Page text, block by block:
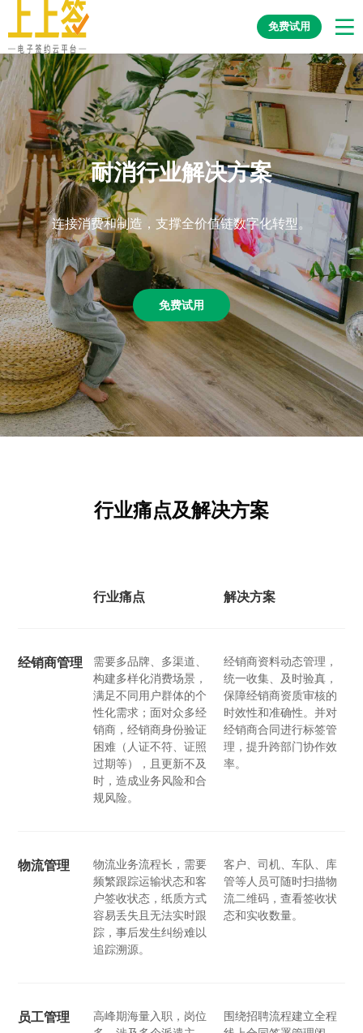
免费试用
耐消行业解决方案
连接消费和制造，支撑全价值链数字化转型。
免费试用
行业痛点及解决方案
行业痛点 解决方案
经销商管理
需要多品牌、多渠道、
构建多样化消费场景，
满足不同用户群体的个
性化需求；面对众多经
销商，经销商身份验证
困难（人证不符、证照
过期等），且更新不及
时，造成业务风险和合
规风险。
经销商资料动态管理，
统一收集、及时验真，
保障经销商资质审核的
时效性和准确性。并对
经销商合同进行标签管
理，提升跨部门协作效
率。
物流管理
物流业务流程长，需要
频繁跟踪运输状态和客
户签收状态，纸质方式
容易丢失且无法实时跟
踪，事后发生纠纷难以
追踪溯源。
客户、司机、车队、库
管等人员可随时扫描物
流二维码，查看签收状
态和实收数量。
员工管理
高峰期海量入职，岗位
围绕招聘流程建立全程